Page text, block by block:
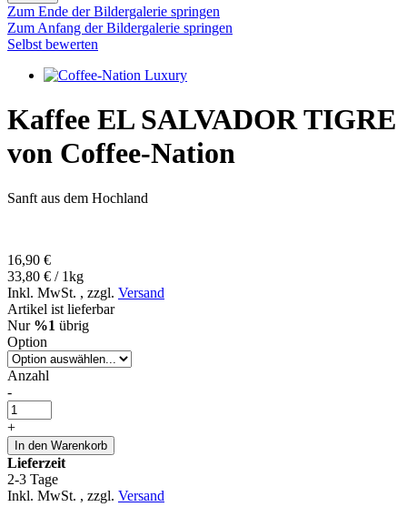
Zum Ende der Bildergalerie springen
Zum Anfang der Bildergalerie springen
Selbst bewerten
Kaffee EL SALVADOR TIGRE
von Coffee-Nation
Sanft aus dem Hochland
16,90 €
33,80 € / 1kg
Inkl. MwSt. , zzgl. Versand
Artikel ist lieferbar
Nur %1 übrig
Option
Anzahl
-
+
In den Warenkorb
Lieferzeit
2-3 Tage
Inkl. MwSt. , zzgl. Versand